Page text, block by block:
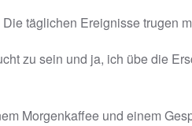
täglichen Ereignisse trugen
zu sein und ja, ich übe die
Morgenkaffee und einem